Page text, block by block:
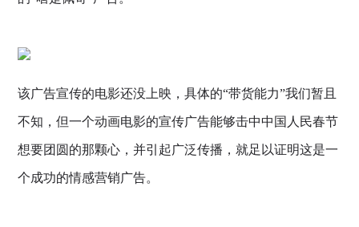
该广告宣传的电影还没上映，具体的“带货能力”我们暂且
不知，但一个动画电影的宣传广告能够击中中国人民春节
想要团圆的那颗心，并引起广泛传播，就足以证明这是一
个成功的情感营销广告。